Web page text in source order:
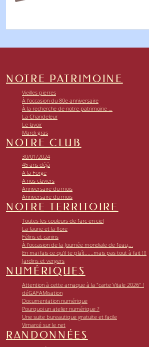
NOTRE PATRIMOINE
Vieilles pierres
À l’occasion du 80e anniversaire
À la recherche de notre patrimoine …
La Chandeleur
Le lavoir
Mardi gras
NOTRE CLUB
30/01/2024
45 ans déjà
A la Forge
A nos claviers
Anniversaire du mois
Anniversaire du mois
NOTRE TERRITOIRE
Toutes les couleurs de l’arc en ciel
La faune et la flore
Félins et canins
À l’occasion de la Journée mondiale de l’eau,...
En mai fais ce qu’il te plaît......mais pas tout à fait !!!
Jardins et vergers
NUMÉRIQUES
Attention à cette arnaque à la "carte Vitale 2026" !
déGAFAMisation
Documentation numérique
Pourquoi un atelier numérique ?
Une suite bureautique gratuite et facile
Vimarcé sur le net
RANDONNÉES